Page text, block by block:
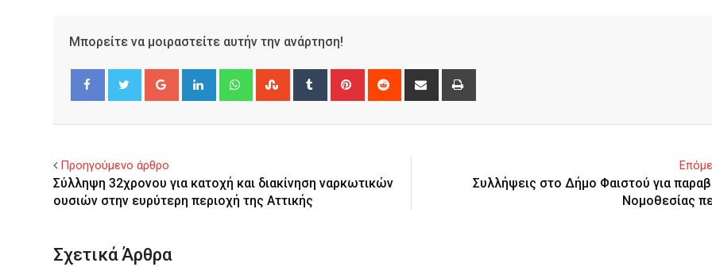
Μπορείτε να μοιραστείτε αυτήν την ανάρτηση!
Google+ LinkedIn WhatsappStumbleUpon
Tumblr Pinterest Reddit
Share
Προηγούμενο άρθρο
Σύλληψη 32χρονου για κατοχή και διακίνηση ναρκωτικών
ουσιών στην ευρύτερη περιοχή της Αττικής
Συλλήψεις στο Δήμο Φαιστού για
Νομοθεσίας
Σχετικά Άρθρα